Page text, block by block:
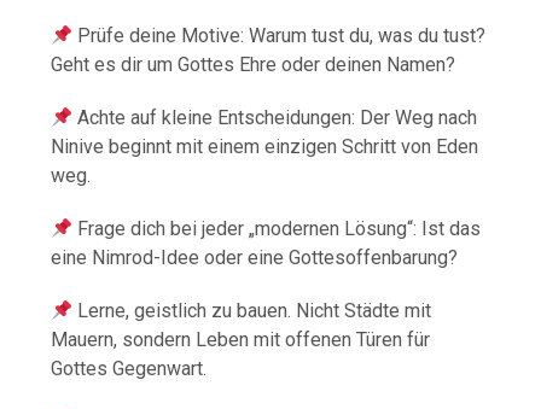
Prüfe deine Motive: Warum tust du, was du tust?
Geht es dir um Gottes Ehre oder deinen Namen?
Achte auf kleine Entscheidungen: Der Weg nach
Ninive beginnt mit einem einzigen Schritt von Eden
weg.
Frage dich bei jeder „modernen Lösung“: Ist das
eine Nimrod-Idee oder eine Gottesoffenbarung?
Lerne, geistlich zu bauen. Nicht Städte mit
Mauern, sondern Leben mit offenen Türen für
Gottes Gegenwart.